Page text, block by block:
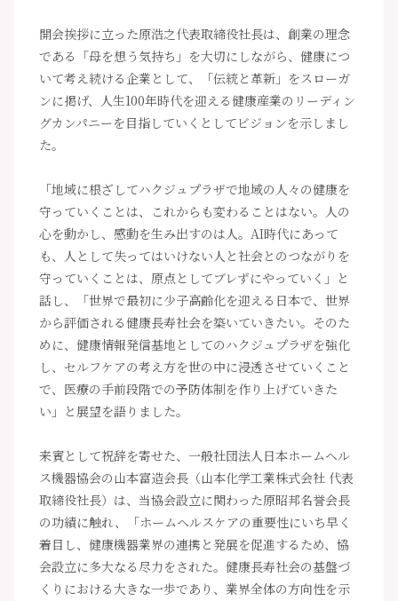
開会挨拶に立った原浩之代表取締役社長は、創業の理念
である「母を想う気持ち」を大切にしながら、健康につ
いて考え続ける企業として、「伝統と革新」をスローガ
ンに掲げ、人生100年時代を迎える健康産業のリーディン
グカンパニーを目指していくとしてビジョンを示しまし
た。
「地域に根ざしてハクジュプラザで地域の人々の健康を
守っていくことは、これからも変わることはない。人の
心を動かし、感動を生み出すのは人。AI時代にあって
も、人として失ってはいけない人と社会とのつながりを
守っていくことは、原点としてブレずにやっていく」と
話し、「世界で最初に少子高齢化を迎える日本で、世界
から評価される健康長寿社会を築いていきたい。そのた
めに、健康情報発信基地としてのハクジュプラザを強化
し、セルフケアの考え方を世の中に浸透させていくこと
で、医療の手前段階での予防体制を作り上げていきた
い」と展望を語りました。
来賓として祝辞を寄せた、一般社団法人日本ホームヘル
ス機器協会の山本富造会長（山本化学工業株式会社 代表
取締役社長）は、当協会設立に関わった原昭邦名誉会長
の功績に触れ、「ホームヘルスケアの重要性にいち早く
着目し、健康機器業界の連携と発展を促進するため、協
会設立に多大なる尽力をされた。健康長寿社会の基盤づ
くりにおける大きな一歩であり、業界全体の方向性を示